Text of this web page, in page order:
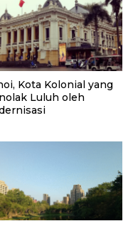
Kota Kolonial yang
Luluh oleh